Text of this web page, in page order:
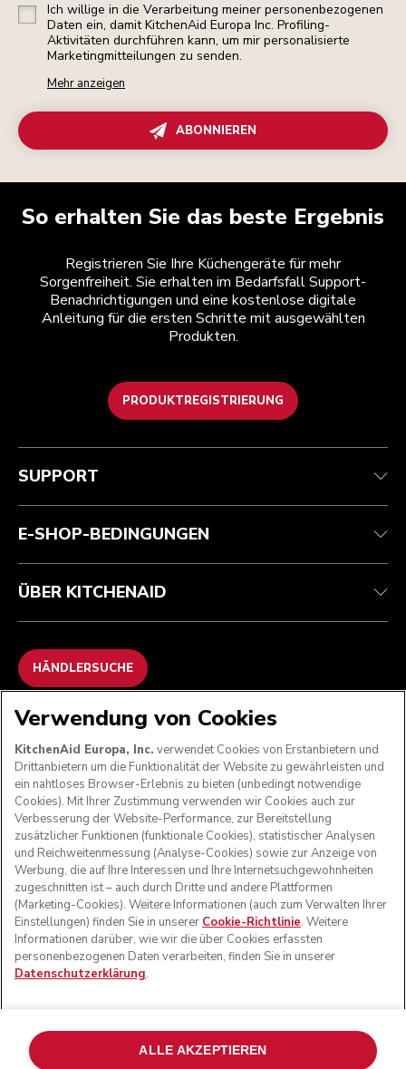
Ich willige in die Verarbeitung meiner personenbezogenen
Daten ein, damit KitchenAid Europa Inc. Profiling-
Aktivitäten durchführen kann, um mir personalisierte
Marketingmitteilungen zu senden.
Mehr anzeigen
ABONNIEREN
So erhalten Sie das beste Ergebnis
Registrieren Sie Ihre Küchengeräte für mehr
Sorgenfreiheit. Sie erhalten im Bedarfsfall Support-
Benachrichtigungen und eine kostenlose digitale
Anleitung für die ersten Schritte mit ausgewählten
Produkten.
PRODUKTREGISTRIERUNG
Health Check
Verfolgen Sie Ihre Bestellung
Garantie und Dokumente
Häufig gestellte fragen
Teilnahmebedingungen
Rückgaben und Erstattungen
Impressum
ODR
Die Marke
Händlersuche
SUPPORT
E-SHOP-BEDINGUNGEN
ÜBER KITCHENAID
HÄNDLERSUCHE
WIR AKZEPTIEREN
FOLGEN SIE UNS
und das Design der Küchenmaschine sind eingetragene
Marken in den USA und in anderen Ländern.
Verwendung von Cookies
KitchenAid Europa, Inc. verwendet Cookies von Erstanbietern und
Drittanbietern um die Funktionalität der Website zu gewährleisten und
ein nahtloses Browser-Erlebnis zu bieten (unbedingt notwendige
Cookies). Mit Ihrer Zustimmung verwenden wir Cookies auch zur
Verbesserung der Website-Performance, zur Bereitstellung
zusätzlicher Funktionen (funktionale Cookies), statistischer Analysen
und Reichweitenmessung (Analyse-Cookies) sowie zur Anzeige von
Werbung, die auf Ihre Interessen und Ihre Internetsuchgewohnheiten
zugeschnitten ist – auch durch Dritte und andere Plattformen
(Marketing-Cookies). Weitere Informationen (auch zum Verwalten Ihrer
Einstellungen) finden Sie in unserer Cookie-Richtlinie. Weitere
Informationen darüber, wie wir die über Cookies erfassten
personenbezogenen Daten verarbeiten, finden Sie in unserer
Datenschutzerklärung.
ALLE AKZEPTIEREN